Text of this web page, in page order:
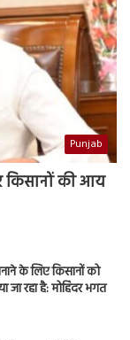
Punjab
किसानों की आय
के लिए किसानों को
जा रहा है: मोहिंदर भगत